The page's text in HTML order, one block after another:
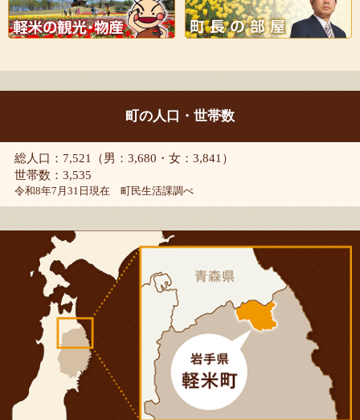
町の人口・世帯数
総人口：7,521（男：3,680・女：3,841）
世帯数：3,535
令和8年7月31日現在 町民生活課調べ